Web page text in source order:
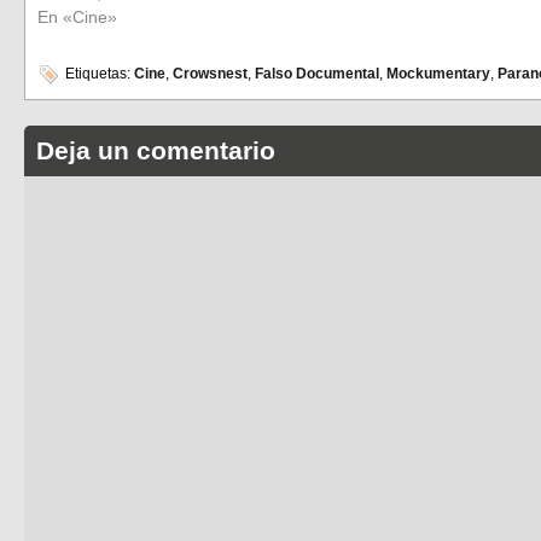
En «Cine»
Etiquetas: Cine, Crowsnest, Falso Documental , Mockumentary,
Deja un comentario